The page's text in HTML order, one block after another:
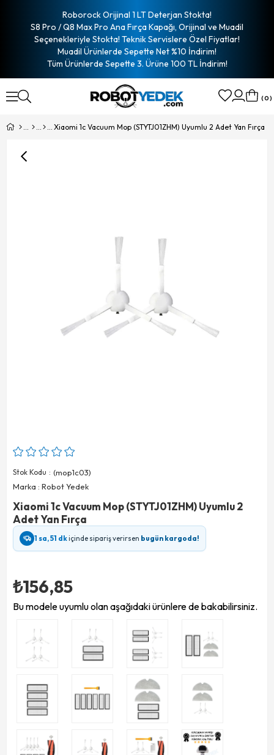
Roborock Orijinal 1 LT Deterjan Stokta!
S8 Pro / Q8 Max Pro Ana Fırça Kapağı, Orijinal ve Muadil
Seçenekleriyle Stokta! Teknik Servislere Özel Fiyatlar!
Muadil Ürünlerde Sepette Net %10 İndirim!
Tüm Ürünlerde Sepette 3. Ürüne 100 TL İndirim!
0
Xiaomi 1c Vacuum Mop (STYTJ01ZHM) Uyumlu 2 Adet Yan Fırça
Stok Kodu
(mop1c03)
Marka : Robot Yedek
Xiaomi 1c Vacuum Mop (STYTJ01ZHM) Uyumlu 2
Adet Yan Fırça
1 sa, 51 dkiçinde sipariş verirsen bugün kargoda!
₺156,85
Bu modele uyumlu olan aşağıdaki ürünlere de bakabilirsiniz.